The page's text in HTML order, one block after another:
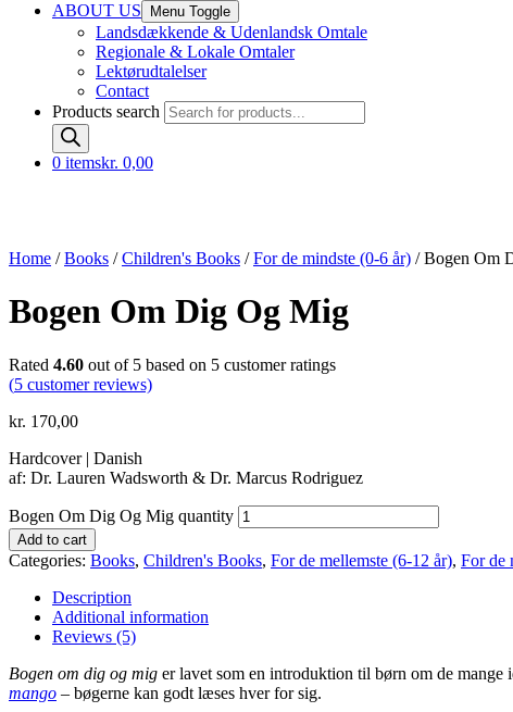
ABOUT US
Menu Toggle
Landsdækkende & Udenlandsk Omtale
Regionale & Lokale Omtaler
Lektørudtalelser
Contact
Products search
0 itemskr. 0,00
Home /Books /Children's Books /For de mindste (0-6 år) / Bogen Om
Bogen Om Dig Og Mig
Rated 4.60 out of 5 based on 5 customer ratings
(5 customer reviews)
kr. 170,00
Hardcover | Danish
af: Dr. Lauren Wadsworth & Dr. Marcus Rodriguez
Bogen Om Dig Og Mig quantity
Add to cart
Categories: Books, Children's Books, For de mellemste (6-12 år), For de
Description
Additional information
Reviews (5)
Bogen om dig og mig er lavet som en introduktion til børn om de mange
mango – bøgerne kan godt læses hver for sig.